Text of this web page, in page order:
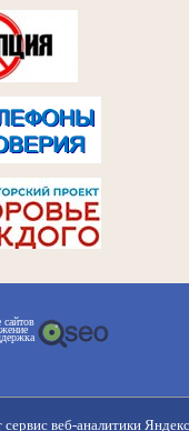
сайтов
сервис веб-аналитики